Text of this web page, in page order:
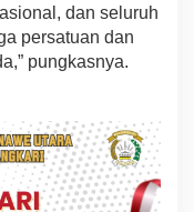
dan seluruh
persatuan dan
pungkasnya.